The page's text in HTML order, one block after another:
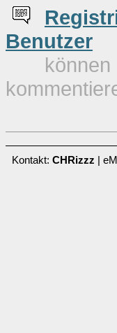
Reg
Benutzer
Kontakt: CHRizzz |